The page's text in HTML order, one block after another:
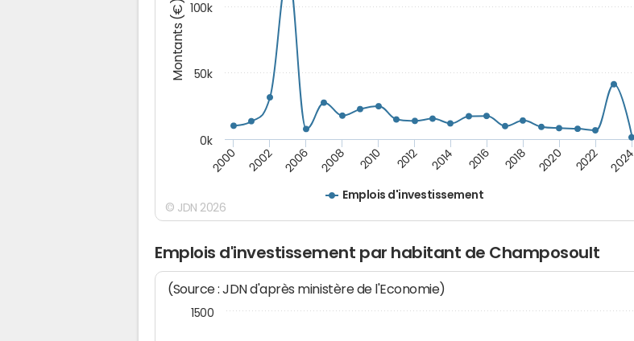
Montants (€)
Emplois d'investissement
2000 2002 2006 2008 2010 2012 2014 2016 2018 2020 2022 2024
0k
50k
100k
© JDN 2026
Emplois d'investissement par habitant de Champosoult
(Source : JDN d'après ministère de l'Economie)
1500